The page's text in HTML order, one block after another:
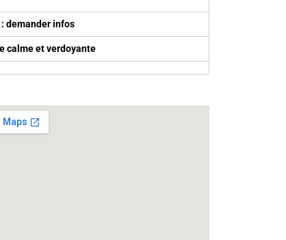
demander infos
calme et verdoyante